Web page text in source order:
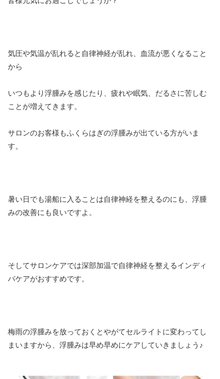
気圧や気温が乱れると自律神経が乱れ、血流が悪くなること
から
いつもより浮腫みを感じたり、疲れや眠気、だるさに苦しむ
ことが増えてきます。
サロンのお客様もふくらはぎの浮腫みが出ている方がいま
す。
暑い日でも湯船に入ることは自律神経を整えるのにも、浮腫
みの改善にも良いですよ。
そしてサロンケアでは深部加温で自律神経を整えるインディ
バケアがおすすめです。
梅雨の浮腫みを放っておくとやがてセルライトに変わってし
まいますから、浮腫みは早め早めにケアしていきましょう♪